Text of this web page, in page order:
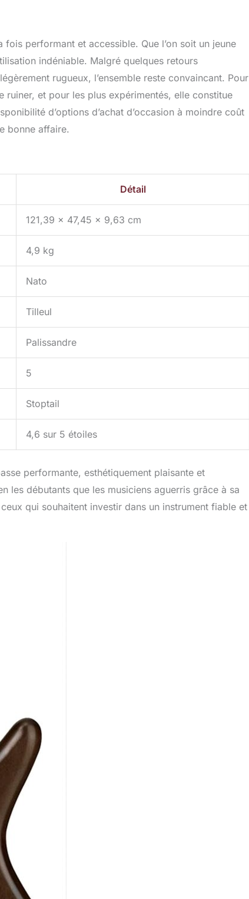
performant et accessible. Que l’on soit un jeune
indéniable. Malgré quelques retours
rugueux, l’ensemble reste convaincant. Pour
ruiner, et pour les plus expérimentés, elle constitue
d’options d’achat d’occasion à moindre coût
bonne affaire.
Détail
121,39 x 47,45 x 9,63 cm
4,9 kg
Nato
Tilleul
Palissandre
5
Stoptail
4,6 sur 5 étoiles
performante, esthétiquement plaisante et
les débutants que les musiciens aguerris grâce à sa
qui souhaitent investir dans un instrument fiable et